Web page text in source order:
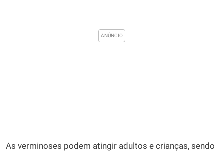
As verminoses podem atingir adultos e crianças, sendo